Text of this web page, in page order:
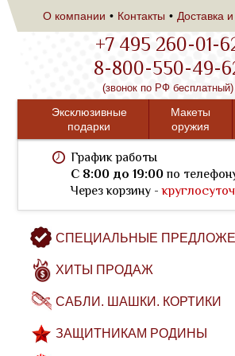
О компании Контакты Доставка
+7 495 260-01-
8-800-550-49-
(звонок по РФ бесплатный)
Эксклюзивные
подарки
Макеты
оружия
График работы
C 8:00 до 19:00по
Через корзину -
СПЕЦИАЛЬНЫЕ
ХИТЫ ПРОДАЖ
САБЛИ. ШАШКИ. КОРТИКИ
ЗАЩИТНИКАМ РОДИНЫ